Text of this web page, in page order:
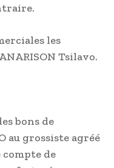
les
Tsilavo.
bons de
au grossiste agréé
compte de